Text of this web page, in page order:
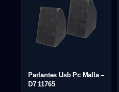
Parlantes Usb Pc Malla –
D7 11765